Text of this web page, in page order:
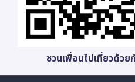
ชวนเพื่อนไปเที่ยวด้ว